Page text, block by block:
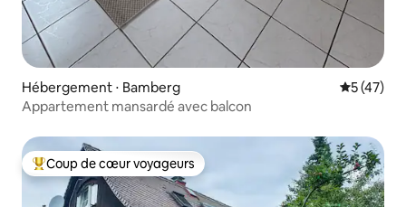
Hébergement ⋅ Bamberg
5 (47)
Appartement mansardé avec balcon
Coups de cœur voyageurs les plus appréciés
Coup de cœur voyageurs